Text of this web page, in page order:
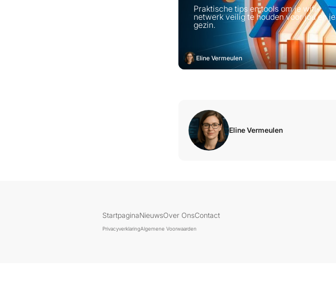
Praktische tips en tools om je wifi-
netwerk veilig te houden voor jou en je
gezin.
Eline Vermeulen
Eline Vermeulen
StartpaginaNieuwsOver OnsContact
PrivacyverklaringAlgemene Voorwaarden